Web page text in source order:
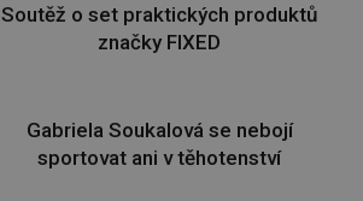
Soutěž o set praktických produktů
značky FIXED
Gabriela Soukalová se nebojí
sportovat ani v těhotenství